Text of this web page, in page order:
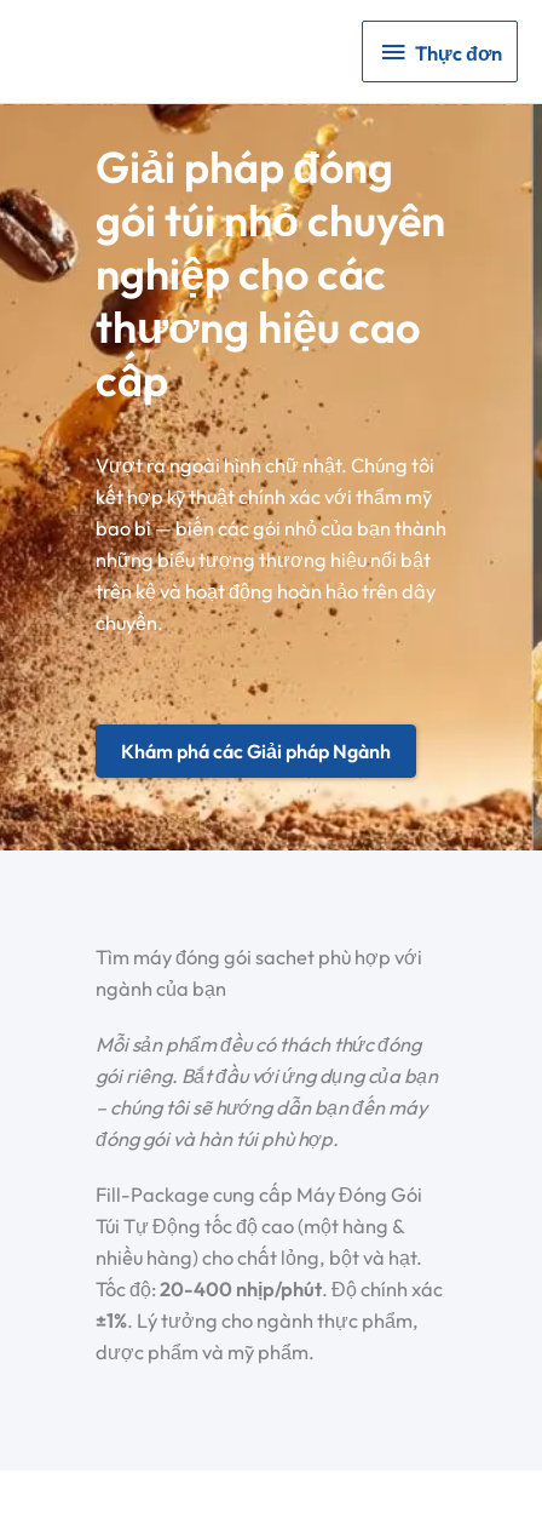
Thực
đơn
Thực đơn
Giải pháp đóng
gói túi nhỏ chuyên
nghiệp cho các
thương hiệu cao
cấp
Vượt ra ngoài hình chữ nhật. Chúng tôi
kết hợp kỹ thuật chính xác với thẩm mỹ
bao bì — biến các gói nhỏ của bạn thành
những biểu tượng thương hiệu nổi bật
trên kệ và hoạt động hoàn hảo trên dây
chuyền.
Khám phá các Giải pháp Ngành
Tìm máy đóng gói sachet phù hợp với
ngành của bạn
Mỗi sản phẩm đều có thách thức đóng
gói riêng. Bắt đầu với ứng dụng của bạn
– chúng tôi sẽ hướng dẫn bạn đến máy
đóng gói và hàn túi phù hợp.
Fill-Package cung cấp Máy Đóng Gói
Túi Tự Động tốc độ cao (một hàng &
nhiều hàng) cho chất lỏng, bột và hạt.
Tốc độ: 20-400 nhịp/phút. Độ chính xác
±1%. Lý tưởng cho ngành thực phẩm,
dược phẩm và mỹ phẩm.